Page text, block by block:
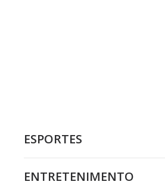
ESPORTES
ENTRETENIMENTO